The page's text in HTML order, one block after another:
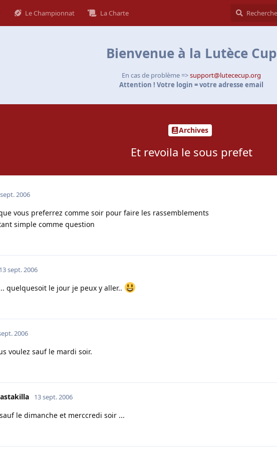
Le Championnat La Charte
Bienvenue à la Lutèce Cup
En cas de problème =>support@lutececup.org
Attention ! Votre login = votre adresse email
Archives
Et revoila le sous prefet
2006
vous preferrez comme soir pour faire les rassemblements
simple comme question
13 sept. 2006
quelquesoit le jour je peux y aller..
2006
voulez sauf le mardi soir.
13 sept. 2006
le dimanche et merccredi soir ...